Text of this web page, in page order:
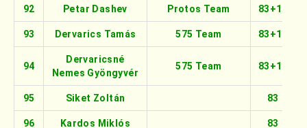
92 Petar Dashev Protos Team 83+16
93 Dervarics Tamás 575 Team 83+16
94
Dervaricsné
Nemes Gyöngyvér
575 Team 83+16
95 Siket Zoltán 83
96 Kardos Miklós 83